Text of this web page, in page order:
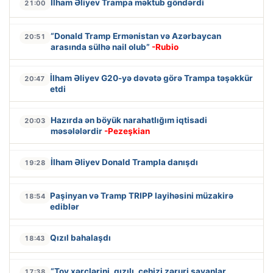
21:00 İlham Əliyev Trampa məktub göndərdi
20:51
“Donald Tramp Ermənistan və Azərbaycan
arasında sülhə nail olub” -Rubio
20:47
İlham Əliyev G20-yə dəvətə görə Trampa təşəkkür
etdi
20:03
Hazırda ən böyük narahatlığım iqtisadi
məsələlərdir -Pezeşkian
19:28 İlham Əliyev Donald Trampla danışdı
18:54 Paşinyan və Tramp TRIPP layihəsini müzakirə
ediblər
18:43 Qızıl bahalaşdı